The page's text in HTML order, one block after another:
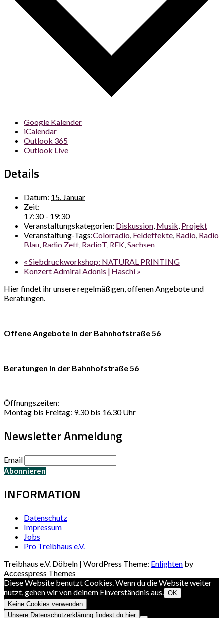
Google Kalender
iCalendar
Outlook 365
Outlook Live
Details
Datum: 15. Januar
Zeit:
17:30 - 19:30
Veranstaltungskategorien: Diskussion, Musik, Projekt
Veranstaltung-Tags:Colorradio, Feldeffekte, Radio, Radio
Blau, Radio Zett, RadioT, RFK,Sachsen
« Siebdruckworkshop: NATURAL PRINTING
Konzert Admiral Adonis | Haschi »
Hier findet ihr unsere regelmäßigen, offenen Angebote und
Beratungen.
Offene Angebote in der Bahnhofstraße 56
Beratungen in der Bahnhofstraße 56
Öffnungszeiten:
Montag bis Freitag: 9.30 bis 16.30 Uhr
Newsletter Anmeldung
Email
INFORMATION
Datenschutz
Impressum
Jobs
Pro Treibhaus e.V.
Treibhaus e.V. Döbeln | WordPress Theme: Enlighten by
Accesspress Themes
Diese Website benutzt Cookies. Wenn du die Website weiter
nutzt, gehen wir von deinem Einverständnis aus. OK
Keine Cookies verwenden
Unsere Datenschutzerklärung findest du hier